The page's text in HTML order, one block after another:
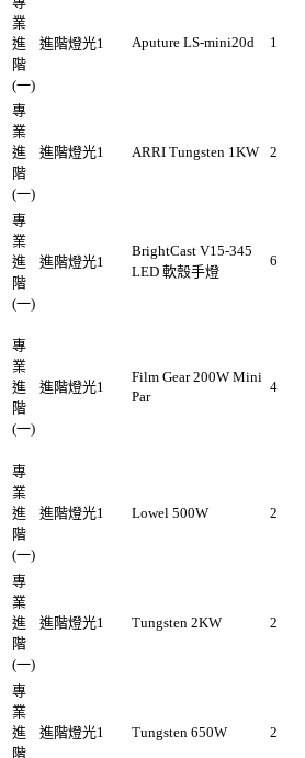
業
進
階
(一)
進階燈光1 Aputure LS-mini20d 1
專
業
進
階
(一)
進階燈光1 ARRI Tungsten 1KW 2
專
業
進
階
(一)
進階燈光1
BrightCast V15-345
LED 軟殼手燈
6
專
業
進
階
(一)
進階燈光1
Film Gear 200W Mini
Par
4
專
業
進
階
(一)
進階燈光1 Lowel 500W 2
專
業
進
階
(一)
進階燈光1 Tungsten 2KW 2
專
業
進
階
進階燈光1 Tungsten 650W 2